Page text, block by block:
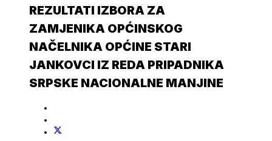
REZULTATI IZBORA ZA
ZAMJENIKA OPĆINSKOG
NAČELNIKA OPĆINE STARI
JANKOVCI IZ REDA PRIPADNIKA
SRPSKE NACIONALNE MANJINE